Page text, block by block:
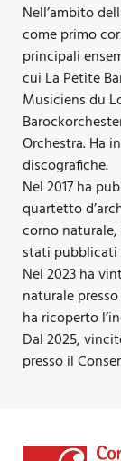
Nell’ambito
come primo
principali
cui La Petite
Musiciens du
Orchestra. Ha
discografiche.
Nel 2017 ha
quartetto
corno
stati pubblicati
Nel 2023 ha
naturale
ha ricoperto
Dal 2025,
presso il